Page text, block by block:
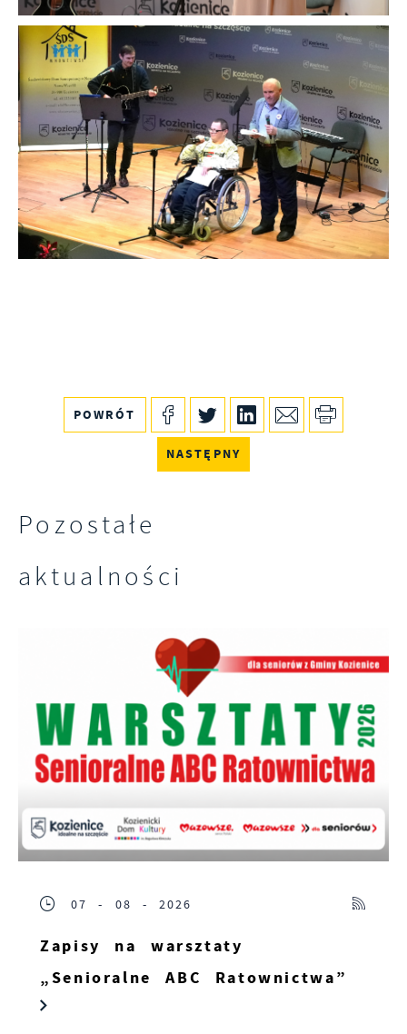
POWRÓT
NASTĘPNY
Pozostałe
aktualności
07 - 08 - 2026
Zapisy na warsztaty
„Senioralne ABC Ratownictwa”